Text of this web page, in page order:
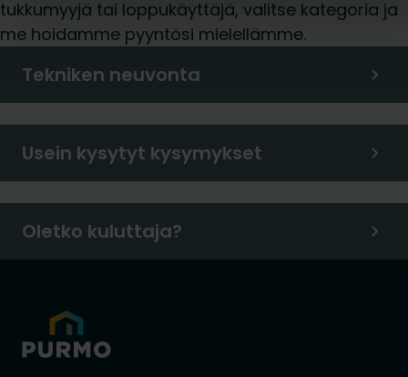
tukkumyyjä tai loppukäyttäjä, valitse kategoria ja
me hoidamme pyyntösi mielellämme.
Tekniken neuvonta
Usein kysytyt kysymykset
Oletko kuluttaja?